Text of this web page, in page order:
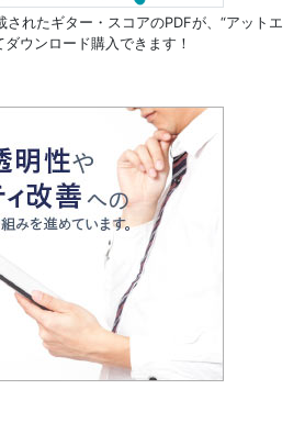
れたギター・スコアのPDFが、 “アットエ
ダウンロード購入できます！